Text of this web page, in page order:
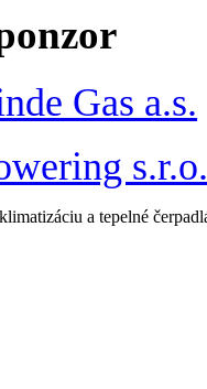
Gas a.s.
a tepelné